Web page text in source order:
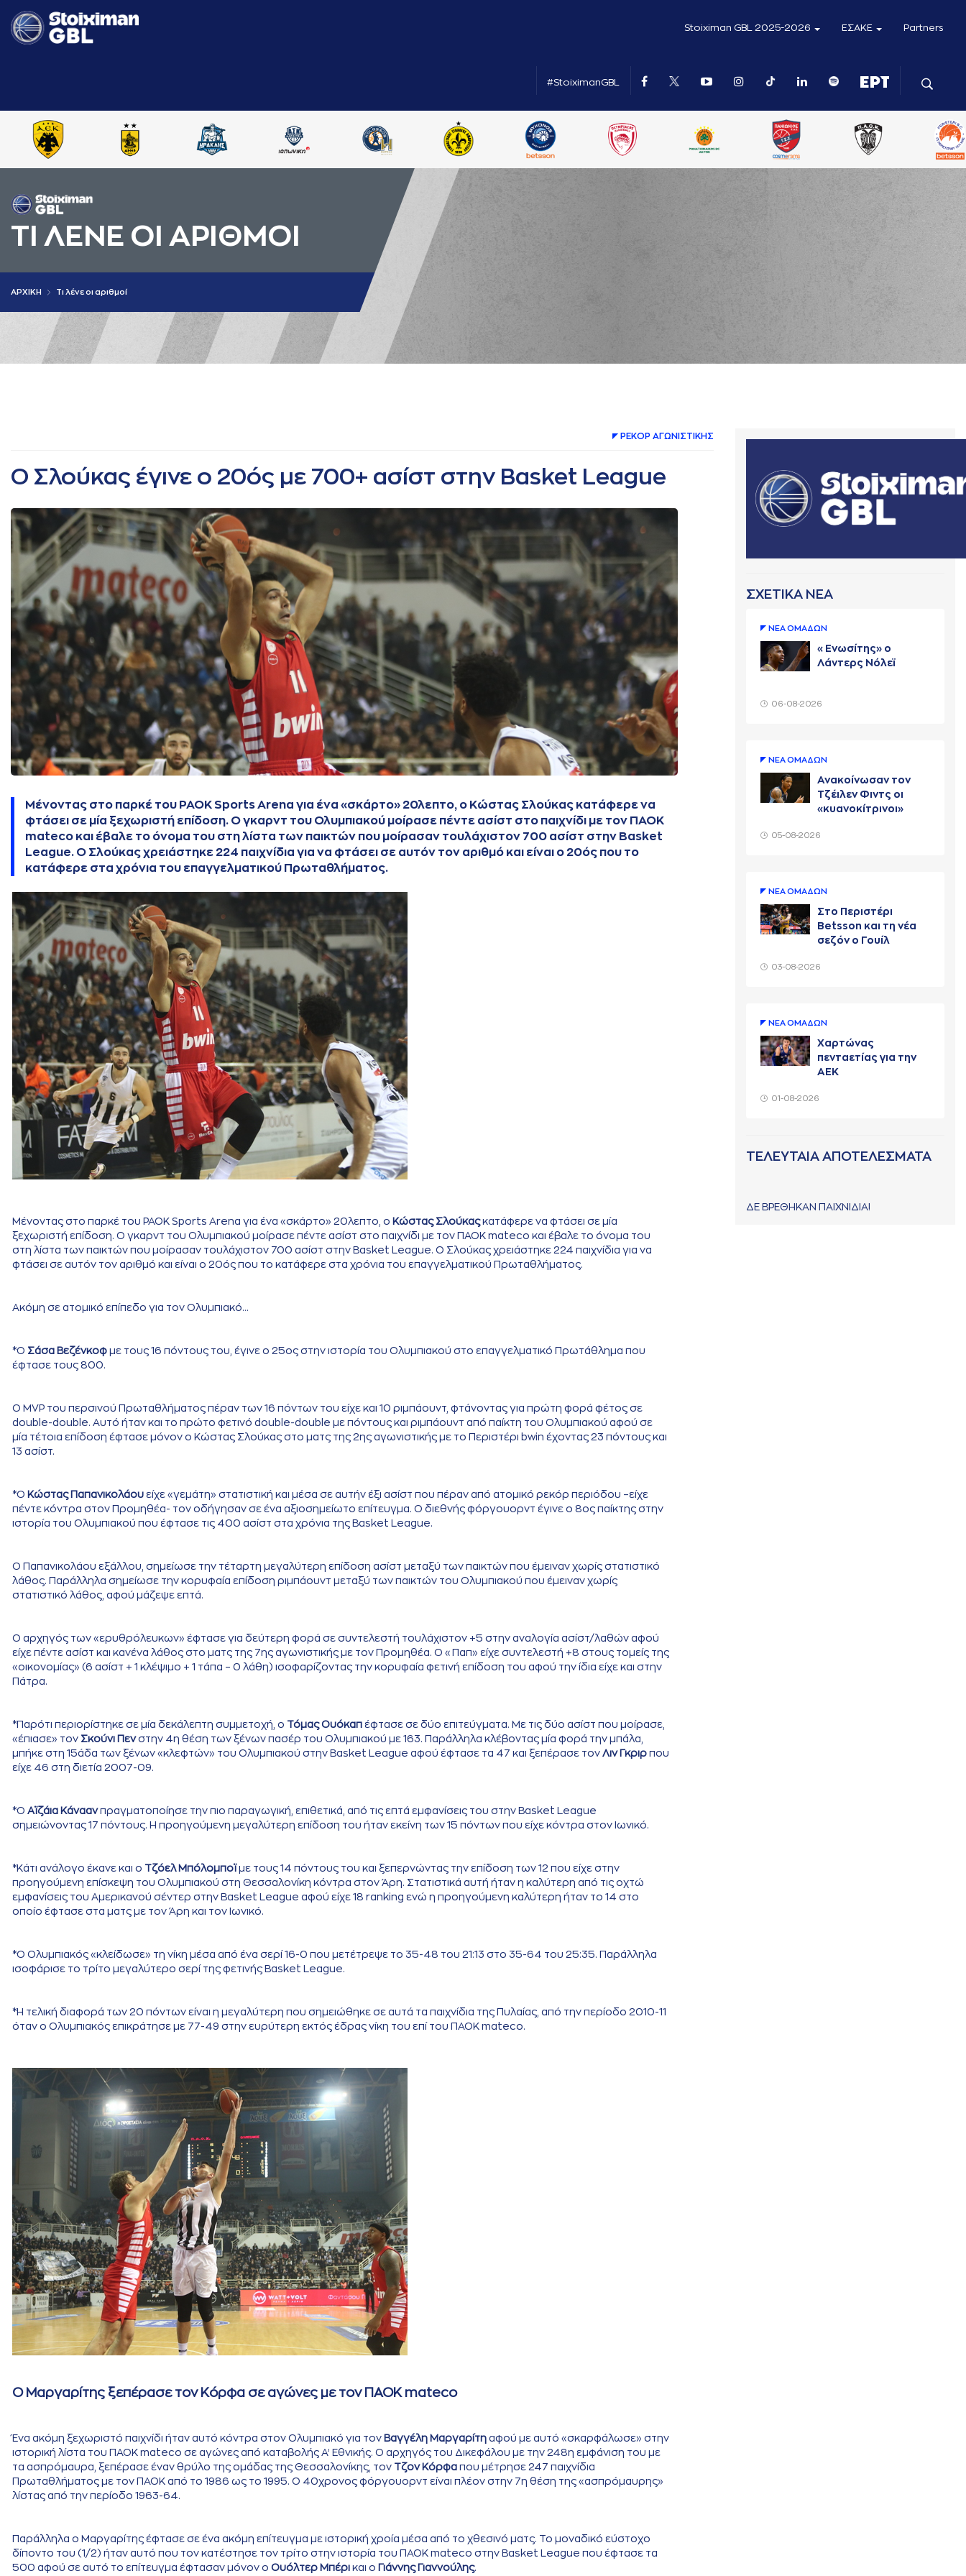
Stoiximan GBL 2025-2026 ΕΣΑΚΕ Partners
#StoiximanGBL
ΤΙ ΛΕΝΕ ΟΙ AΡΙΘΜΟΙ
AΡΧΙΚΗ Τι λένε οι αριθμοί
ΡΕΚΟΡ AΓΩΝΙΣΤΙΚΗΣ
Ο Σλούκας έγινε ο 20ός με 700+ ασίστ στην Basket League
Μένοντας στο παρκέ του PAOK Sports Arena για ένα «σκάρτο» 20λεπτο, ο Κώστας Σλούκας κατάφερε να
φτάσει σε μία ξεχωριστή επίδοση. Ο γκαρντ του Ολυμπιακού μοίρασε πέντε ασίστ στο παιχνίδι με τον ΠΑΟΚ
mateco και έβαλε το όνομα του στη λίστα των παικτών που μοίρασαν τουλάχιστον 700 ασίστ στην Basket
League. Ο Σλούκας χρειάστηκε 224 παιχνίδια για να φτάσει σε αυτόν τον αριθμό και είναι ο 20ός που το
κατάφερε στα χρόνια του επαγγελματικού Πρωταθλήματος.
Μένοντας στο παρκέ του PAOK Sports Arena για ένα «σκάρτο» 20λεπτο, ο Κώστας Σλούκαςκατάφερε να φτάσει σε μία
ξεχωριστή επίδοση. Ο γκαρντ του Ολυμπιακού μοίρασε πέντε ασίστ στο παιχνίδι με τον ΠΑΟΚ mateco και έβαλε το όνομα του
στη λίστα των παικτών που μοίρασαν τουλάχιστον 700 ασίστ στην Basket League. Ο Σλούκας χρειάστηκε 224 παιχνίδια για να
φτάσει σε αυτόν τον αριθμό και είναι ο 20ός που το κατάφερε στα χρόνια του επαγγελματικού Πρωταθλήματος.
Ακόμη σε ατομικό επίπεδο για τον Ολυμπιακό…
*Ο Σάσα Βεζένκοφ με τους 16 πόντους του, έγινε ο 25ος στην ιστορία του Ολυμπιακού στο επαγγελματικό Πρωτάθλημα που
έφτασε τους 800.
Ο MVP του περσινού Πρωταθλήματος πέραν των 16 πόντων του είχε και 10 ριμπάουντ, φτάνοντας για πρώτη φορά φέτος σε
double-double. Αυτό ήταν και το πρώτο φετινό double-double με πόντους και ριμπάουντ από παίκτη του Ολυμπιακού αφού σε
μία τέτοια επίδοση έφτασε μόνον ο Κώστας Σλούκας στο ματς της 2ης αγωνιστικής με το Περιστέρι bwin έχοντας 23 πόντους και
13 ασίστ.
*Ο Κώστας Παπανικολάου είχε «γεμάτη» στατιστική και μέσα σε αυτήν έξι ασίστ που πέραν από ατομικό ρεκόρ περιόδου –είχε
πέντε κόντρα στον Προμηθέα- τον οδήγησαν σε ένα αξιοσημείωτο επίτευγμα. Ο διεθνής φόργουορντ έγινε ο 8ος παίκτης στην
ιστορία του Ολυμπιακού που έφτασε τις 400 ασίστ στα χρόνια της Basket League.
Ο Παπανικολάου εξάλλου, σημείωσε την τέταρτη μεγαλύτερη επίδοση ασίστ μεταξύ των παικτών που έμειναν χωρίς στατιστικό
λάθος. Παράλληλα σημείωσε την κορυφαία επίδοση ριμπάουντ μεταξύ των παικτών του Ολυμπιακού που έμειναν χωρίς
στατιστικό λάθος, αφού μάζεψε επτά.
Ο αρχηγός των «ερυθρόλευκων» έφτασε για δεύτερη φορά σε συντελεστή τουλάχιστον +5 στην αναλογία ασίστ/λαθών αφού
είχε πέντε ασίστ και κανένα λάθος στο ματς της 7ης αγωνιστικής με τον Προμηθέα. Ο «Παπ» είχε συντελεστή +8 στους τομείς της
«οικονομίας» (6 ασίστ + 1 κλέψιμο + 1 τάπα – 0 λάθη) ισοφαρίζοντας την κορυφαία φετινή επίδοση του αφού την ίδια είχε και στην
Πάτρα.
*Παρότι περιορίστηκε σε μία δεκάλεπτη συμμετοχή, ο Τόμας Ουόκαπ έφτασε σε δύο επιτεύγματα. Με τις δύο ασίστ που μοίρασε,
«έπιασε» τον Σκούνι Πενστην 4η θέση των ξένων πασέρ του Ολυμπιακού με 163. Παράλληλα κλέβοντας μία φορά την μπάλα,
μπήκε στη 15άδα των ξένων «κλεφτών» του Ολυμπιακού στην Basket League αφού έφτασε τα 47 και ξεπέρασε τον Λιν Γκριρ που
είχε 46 στη διετία 2007-09.
*Ο Αϊζάια Κάναανπραγματοποίησε την πιο παραγωγική, επιθετικά, από τις επτά εμφανίσεις του στην Basket League
σημειώνοντας 17 πόντους. Η προηγούμενη μεγαλύτερη επίδοση του ήταν εκείνη των 15 πόντων που είχε κόντρα στον Ιωνικό.
*Κάτι ανάλογο έκανε και ο Τζόελ Μπόλομποϊμε τους 14 πόντους του και ξεπερνώντας την επίδοση των 12 που είχε στην
προηγούμενη επίσκεψη του Ολυμπιακού στη Θεσσαλονίκη κόντρα στον Άρη. Στατιστικά αυτή ήταν η καλύτερη από τις οχτώ
εμφανίσεις του Αμερικανού σέντερ στην Basket League αφού είχε 18 ranking ενώ η προηγούμενη καλύτερη ήταν το 14 στο
οποίο έφτασε στα ματς με τον Άρη και τον Ιωνικό.
*Ο Ολυμπιακός «κλείδωσε» τη νίκη μέσα από ένα σερί 16-0 που μετέτρεψε το 35-48 του 21:13 στο 35-64 του 25:35. Παράλληλα
ισοφάρισε το τρίτο μεγαλύτερο σερί της φετινής Basket League.
*Η τελική διαφορά των 20 πόντων είναι η μεγαλύτερη που σημειώθηκε σε αυτά τα παιχνίδια της Πυλαίας, από την περίοδο 2010-11
όταν ο Ολυμπιακός επικράτησε με 77-49 στην ευρύτερη εκτός έδρας νίκη του επί του ΠΑΟΚ mateco.
Ο Μαργαρίτης ξεπέρασε τον Κόρφα σε αγώνες με τον ΠΑΟΚ mateco
Ένα ακόμη ξεχωριστό παιχνίδι ήταν αυτό κόντρα στον Ολυμπιακό για τον Βαγγέλη Μαργαρίτη αφού με αυτό «σκαρφάλωσε» στην
ιστορική λίστα του ΠΑΟΚ mateco σε αγώνες από καταβολής Α’ Εθνικής. Ο αρχηγός του Δικεφάλου με την 248η εμφάνιση του με
τα ασπρόμαυρα, ξεπέρασε έναν θρύλο της ομάδας της Θεσσαλονίκης, τον Τζον Κόρφα που μέτρησε 247 παιχνίδια
Πρωταθλήματος με τον ΠΑΟΚ από το 1986 ως το 1995. Ο 40χρονος φόργουορντ είναι πλέον στην 7η θέση της «ασπρόμαυρης»
λίστας από την περίοδο 1963-64.
Παράλληλα ο Μαργαρίτης έφτασε σε ένα ακόμη επίτευγμα με ιστορική χροία μέσα από το χθεσινό ματς. Το μοναδικό εύστοχο
δίποντο του (1/2) ήταν αυτό που τον κατέστησε τον τρίτο στην ιστορία του ΠΑΟΚ mateco στην Basket League που έφτασε τα
500 αφού σε αυτό το επίτευγμα έφτασαν μόνον ο Ουόλτερ Μπέρι και ο Γιάννης Γιαννούλης.
ΣΧΕΤΙΚΑ ΝΕΑ
ΝΕA ΟΜAΔΩΝ
«Ενωσίτης» ο
Λάντερς Νόλεϊ
06-08-2026
ΝΕA ΟΜAΔΩΝ
Ανακοίνωσαν τον
Τζέιλεν Φιντς οι
«κυανοκίτρινοι»
05-08-2026
ΝΕA ΟΜAΔΩΝ
Στο Περιστέρι
Betsson και τη νέα
σεζόν ο Γουίλ
03-08-2026
ΝΕA ΟΜAΔΩΝ
Χαρτώνας
πενταετίας για την
ΑΕΚ
01-08-2026
ΤΕΛΕΥΤΑΙΑ ΑΠΟΤΕΛΕΣΜΑΤΑ
ΔΕ ΒΡΕΘΗΚΑΝ ΠΑΙΧΝΙΔΙΑ!